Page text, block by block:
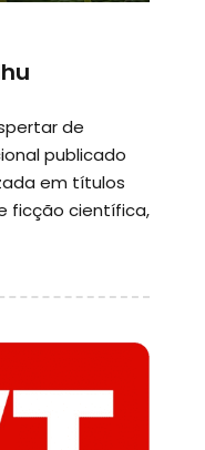
de
publicado
em títulos
ficção científica,